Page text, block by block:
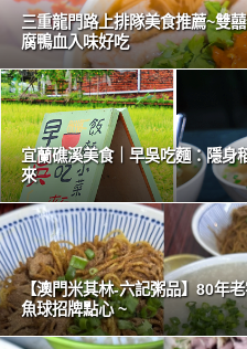
三重龍門路上排隊美食推薦~雙
腐鴨血入味好吃
宜蘭礁溪美食｜早吳吃麵：隱身
來
【澳門米其林-六記粥品】80年
魚球招牌點心 ~